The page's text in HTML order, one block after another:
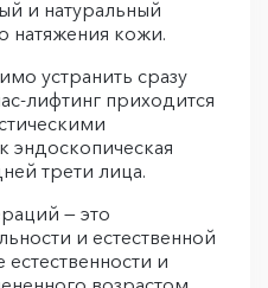
и натуральный
натяжения кожи.
устранить сразу
лифтинг приходится
эндоскопическая
трети лица.
— это
и естественной
и